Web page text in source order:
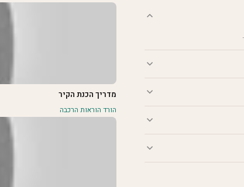
מדריך הכנת הקיר
הורד הוראות הרכבה